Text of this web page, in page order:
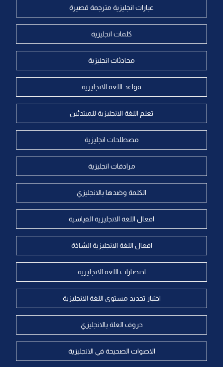
عبارات انجليزية مترجمة قصيرة
كلمات انجليزية
محادثات انجليزية
قواعد اللغة الانجليزية
تعلم اللغة الانجليزية للمبتدئين
مصطلحات انجليزية
مرادفات انجليزية
الكلمة وضدها بالانجليزي
افعال اللغة الانجليزية القياسية
افعال اللغة الانجليزية الشاذة
اختصارات اللغة الانجليزية
اختبار تحديد مستوى اللغة الانجليزية
حروف العلة بالانجليزي
الاصوات الصحيحة في الانجليزية